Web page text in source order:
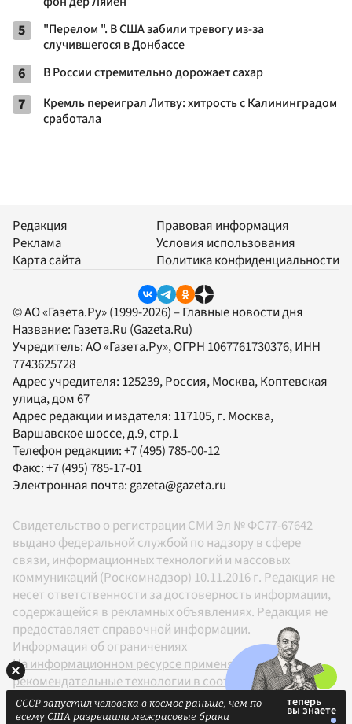
5
"Перелом ". В США забили тревогу из-за
случившегося в Донбассе
6 В России стремительно дорожает сахар
7
Кремль переиграл Литву: хитрость с Калининградом
сработала
Редакция
Реклама
Карта сайта
Правовая информация
Условия использования
Политика конфиденциальности
© АО «Газета.Ру» (1999-2026) – Главные новости дня
Название: Газета.Ru (Gazeta.Ru)
Учредитель:АО «Газета.Ру», ОГРН 1067761730376, ИНН
7743625728
Адрес учредителя: 125239, Россия, Москва, Коптевская
улица, дом 67
Адрес редакции и издателя: 117105, г. Москва,
Варшавское шоссе, д.9, стр.1
Телефон редакции:+7 (495) 785-00-12
Факс:+7 (495) 785-17-01
Электронная почта:gazeta@gazeta.ru
Свидетельство о регистрации СМИ Эл № ФС77-67642
выдано федеральной службой по надзору в сфере
связи, информационных технологий и массовых
коммуникаций (Роскомнадзор) 10.11.2016 г. Редакция не
несет ответственности за достоверность информации,
содержащейся в рекламных объявлениях. Редакция не
предоставляет справочной информации.
Информация об ограничениях
На информационном ресурсе применяются
рекомендательные технологии в соответствии с
Правилами
18+
СССР запустил человека в космос раньше, чем по
всему США разрешили межрасовые браки